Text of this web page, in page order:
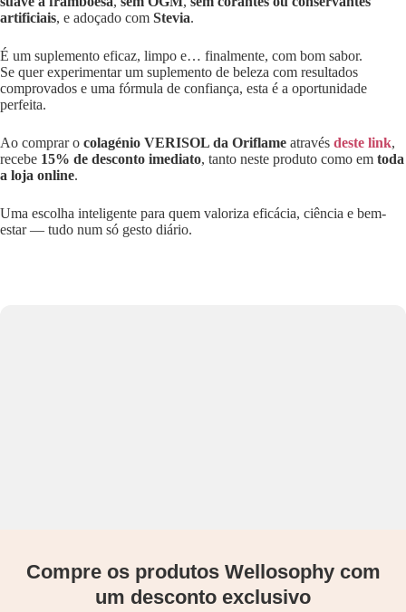
artificiais, e adoçado com Stevia.
É um suplemento eficaz, limpo e… finalmente, com bom sabor.
Se quer experimentar um suplemento de beleza com resultados
comprovados e uma fórmula de confiança, esta é a oportunidade
perfeita.
Ao comprar o colagénio VERISOL da Oriflame através deste link,
recebe 15% de desconto imediato, tanto neste produto como em toda
a loja online.
Uma escolha inteligente para quem valoriza eficácia, ciência e bem-
estar — tudo num só gesto diário.
Compre os produtos Wellosophy com
um desconto exclusivo